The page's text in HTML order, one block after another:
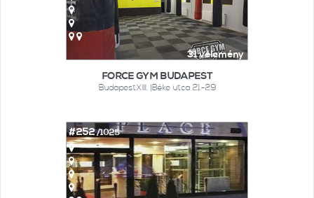
31 vélemény
FORCE GYM BUDAPEST
BudapestXIII. |Béke utca 21-29
#252/1025